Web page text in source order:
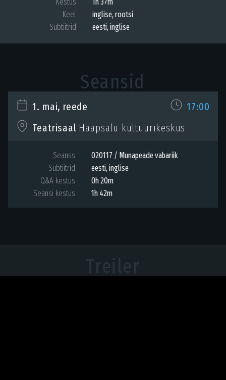
Keel
inglise, rootsi
Subtiitrid
eesti, inglise
Seansid
1. mai, reede
17:00
Teatrisaal Haapsalu kultuurikeskus
Seanss
020117 / Munapeade vabariik
Subtiitrid
eesti,inglise
Q&A kestus
0h 20m
Seansi kestus
1h 42m